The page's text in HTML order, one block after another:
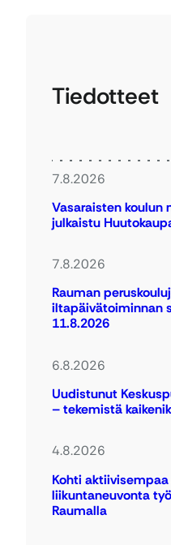
Tiedotteet
7.8.2026
Vasaraisten
julkaistu
7.8.2026
Rauman
iltapäivätoiminnan
11.8.2026
6.8.2026
Uudistunut
– tekemistä
4.8.2026
Kohti
liikuntaneuvonta
Raumalla